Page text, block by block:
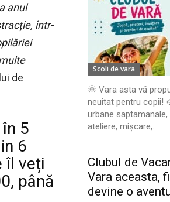
anul
într-
de
5
6
îl veți
până
Scoli de vara
🌞 Vara asta vă
neuitat pentru copii!
urbane
ateliere, mișcare,...
Clubul de
Vara aceasta,
devine o